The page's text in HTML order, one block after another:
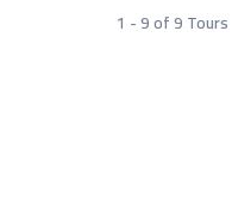
1 - 9 of 9 Tours